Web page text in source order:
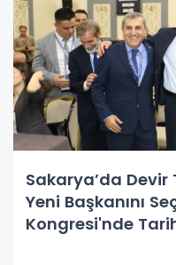
Sakarya’da Devir
Yeni Başkanını
Kongresi'nde